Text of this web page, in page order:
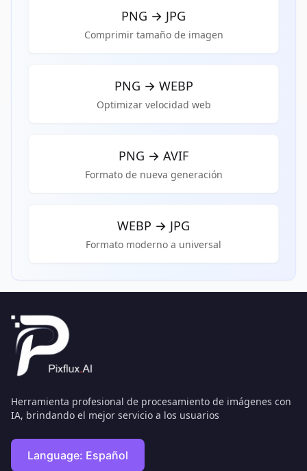
PNG → JPG
Comprimir tamaño de imagen
PNG → WEBP
Optimizar velocidad web
PNG → AVIF
Formato de nueva generación
WEBP → JPG
Formato moderno a universal
Herramienta profesional de procesamiento de imágenes con
IA, brindando el mejor servicio a los usuarios
Language: Español